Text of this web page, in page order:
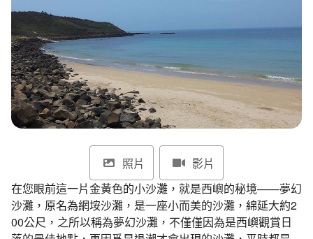
首長信箱
日本語
ไทย Bahasa indonesia
照片
影片
在您眼前這一片金黃色的小沙灘，就是西嶼的秘境——夢幻
沙灘，原名為網垵沙灘，是一座小而美的沙灘，綿延大約2
00公尺，之所以稱為夢幻沙灘，不僅僅因為是西嶼觀賞日